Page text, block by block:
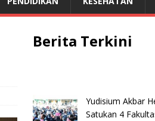
Berita Terkini
Yudisium Akbar
Satukan 4